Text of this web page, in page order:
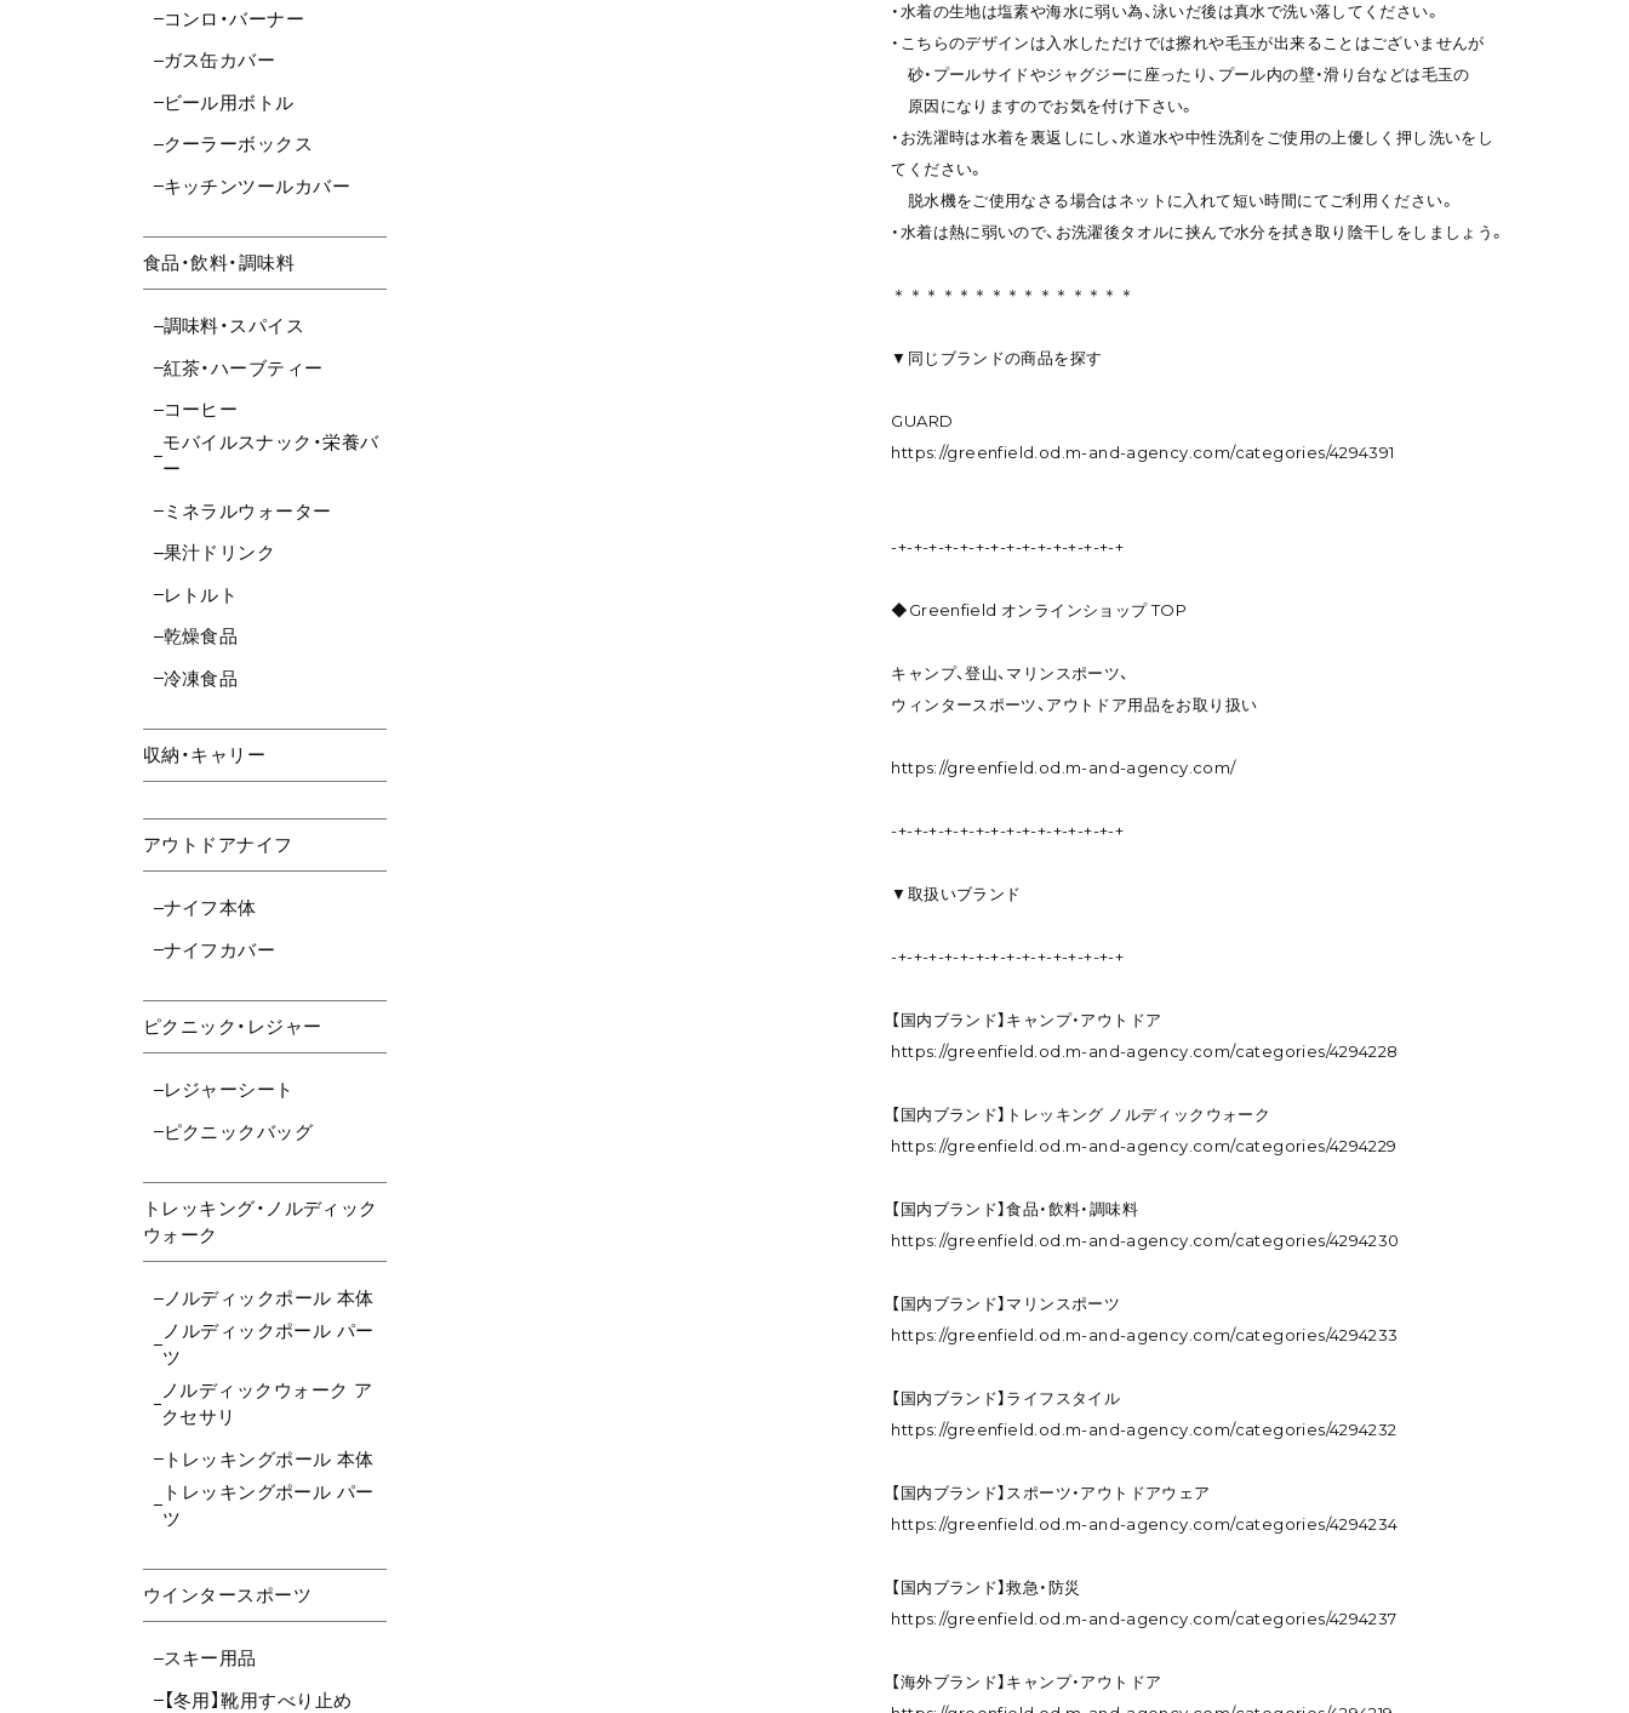
コンロ・バーナー
ガス缶カバー
ビール用ボトル
クーラーボックス
キッチンツールカバー
食品・飲料・調味料
調味料・スパイス
紅茶・ハーブティー
コーヒー
モバイルスナック・栄養バ
ー
ミネラルウォーター
果汁ドリンク
レトルト
乾燥食品
冷凍食品
収納・キャリー
アウトドアナイフ
ナイフ本体
ナイフカバー
ピクニック・レジャー
レジャーシート
ピクニックバッグ
トレッキング・ノルディック
ウォーク
ノルディックポール 本体
ノルディックポール パー
ツ
ノルディックウォーク ア
クセサリ
トレッキングポール 本体
トレッキングポール パー
ツ
ウインタースポーツ
スキー用品
【冬用】靴用すべり止め
・水着の生地は塩素や海水に弱い為、泳いだ後は真水で洗い落してください。
・こちらのデザインは入水しただけでは擦れや毛玉が出来ることはございませんが
砂・プールサイドやジャグジーに座ったり、プール内の壁・滑り台などは毛玉の
原因になりますのでお気を付け下さい。
・お洗濯時は水着を裏返しにし、水道水や中性洗剤をご使用の上優しく押し洗いをし
てください。
脱水機をご使用なさる場合はネットに入れて短い時間にてご利用ください。
・水着は熱に弱いので、お洗濯後タオルに挟んで水分を拭き取り陰干しをしましょう。
＊＊＊＊＊＊＊＊＊＊＊＊＊＊＊
▼同じブランドの商品を探す
GUARD
https://greenfield.od.m-and-agency.com/categories/4294391
-+-+-+-+-+-+-+-+-+-+-+-+-+-+-+
◆Greenfield オンラインショップ TOP
キャンプ、登山、マリンスポーツ、
ウィンタースポーツ、アウトドア用品をお取り扱い
https://greenfield.od.m-and-agency.com/
-+-+-+-+-+-+-+-+-+-+-+-+-+-+-+
▼取扱いブランド
-+-+-+-+-+-+-+-+-+-+-+-+-+-+-+
【国内ブランド】キャンプ・アウトドア
https://greenfield.od.m-and-agency.com/categories/4294228
【国内ブランド】トレッキング ノルディックウォーク
https://greenfield.od.m-and-agency.com/categories/4294229
【国内ブランド】食品・飲料・調味料
https://greenfield.od.m-and-agency.com/categories/4294230
【国内ブランド】マリンスポーツ
https://greenfield.od.m-and-agency.com/categories/4294233
【国内ブランド】ライフスタイル
https://greenfield.od.m-and-agency.com/categories/4294232
【国内ブランド】スポーツ・アウトドアウェア
https://greenfield.od.m-and-agency.com/categories/4294234
【国内ブランド】救急・防災
https://greenfield.od.m-and-agency.com/categories/4294237
【海外ブランド】キャンプ・アウトドア